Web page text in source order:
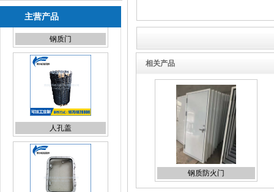
主营产品
人孔盖
相关产品
钢质防火门